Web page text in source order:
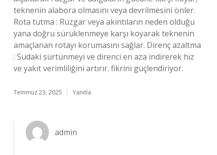
teknenin alabora olmasını veya devrilmesini önler.
Rota tutma : Rüzgar veya akıntıların neden olduğu
yana doğru sürüklenmeye karşı koyarak teknenin
amaçlanan rotayı korumasını sağlar. Direnç azaltma
: Sudaki sürtünmeyi ve direnci en aza indirerek hız
ve yakıt verimliliğini artırır. fikrini güçlendiriyor.
Temmuz 23, 2025 Yanıtla
admin